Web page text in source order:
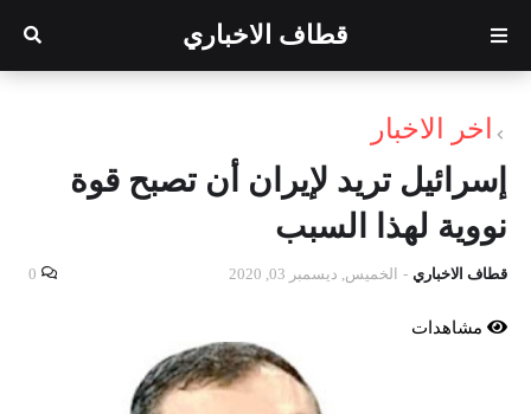
قطاف الاخباري
اخر الاخبار
إسرائيل تريد لإيران أن تصبح قوة
نووية لهذا السبب
قطاف الاخباري - الخميس, ديسمبر 03, 2020 0
مشاهدات